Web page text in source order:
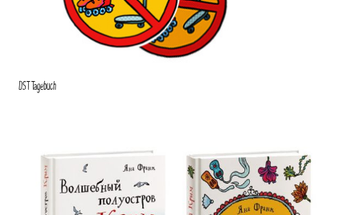
DST Tagebuch